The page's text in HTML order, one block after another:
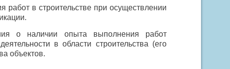
работ в строительстве при осуществлении
о наличии опыта выполнения работ
в области строительства (его
объектов.